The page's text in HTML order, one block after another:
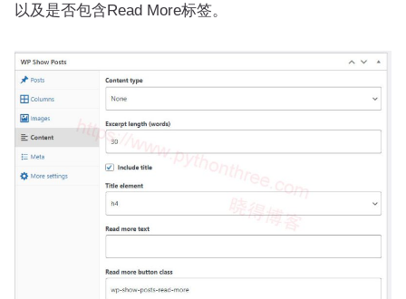
以及是否包含Read More标签。